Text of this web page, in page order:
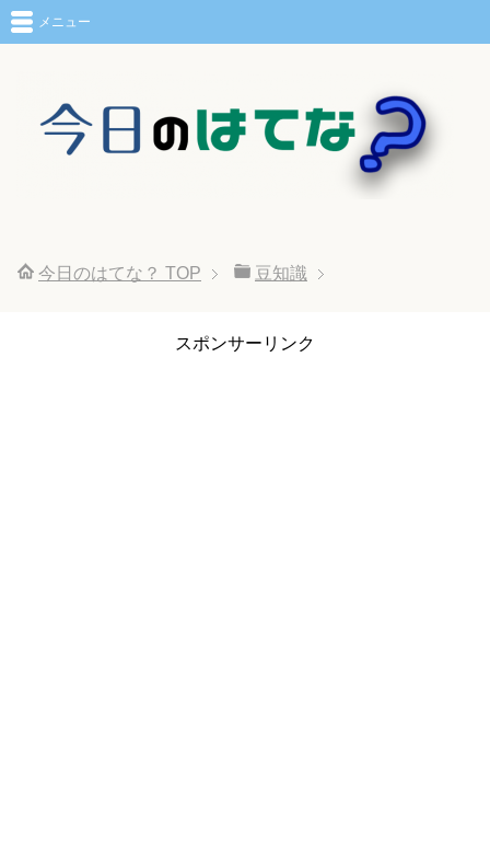
メニュー
今日のはてな？ TOP 豆知識
スポンサーリンク